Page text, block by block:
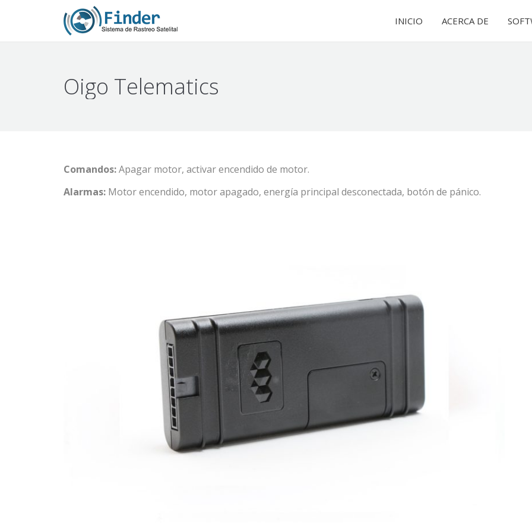
INICIO ACERCA DE
Oigo Telematics
Comandos:Apagar motor, activar encendido de motor.
Alarmas: Motor encendido, motor apagado, energía principal desconectada, botón de pánico.
INICIO ACERCA DE